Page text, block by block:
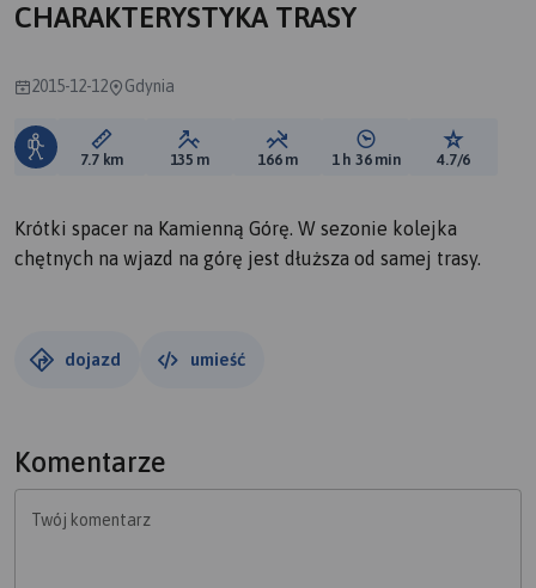
CHARAKTERYSTYKA TRASY
2015-12-12 Gdynia
Długość trasy:
7.7 km Suma przewyższeń:
135 m Suma spadków:
166 m Średni czas potrzebny
1 h 36 min Ocena
4.7/6
Krótki spacer na Kamienną Górę. W sezonie kolejka
chętnych na wjazd na górę jest dłuższa od samej trasy.
dojazd umieść
Komentarze
Twój komentarz